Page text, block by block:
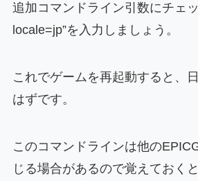
追加コマンドライン引数にチェ
locale=jp”を入力しましょう。
これでゲームを再起動すると、
はずです。
このコマンドラインは他の
じる場合があるので覚えておく